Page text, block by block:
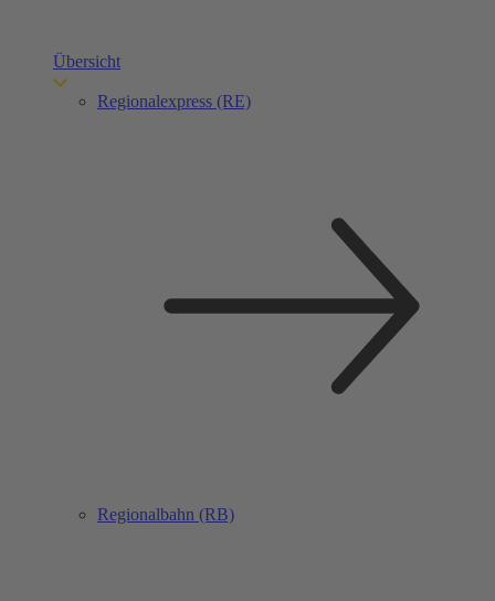
Übersicht
Regionalexpress (RE)
Regionalbahn (RB)